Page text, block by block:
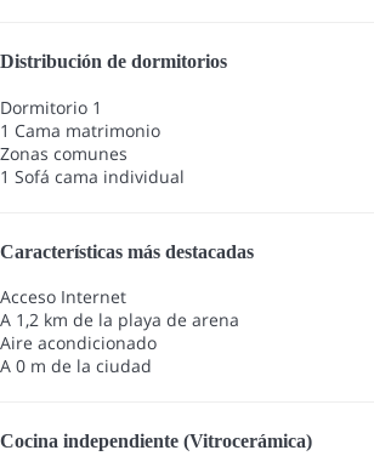
Distribución de dormitorios
Dormitorio 1
1 Cama matrimonio
Zonas comunes
1 Sofá cama individual
Características más destacadas
Acceso Internet
A 1,2 km de la playa de arena
Aire acondicionado
A 0 m de la ciudad
Cocina independiente (Vitrocerámica)